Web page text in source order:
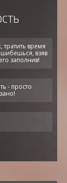
тратить время
взяв
заполнив!
- просто